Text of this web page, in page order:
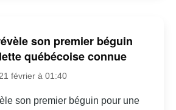
son premier béguin
québécoise connue
février à 01:40
son premier béguin pour une